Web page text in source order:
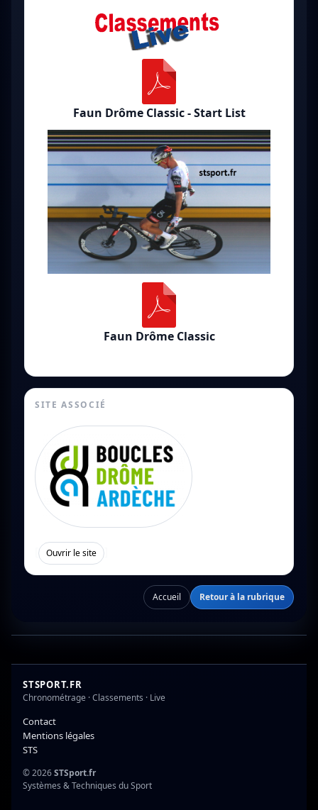
Faun Drôme Classic - Start List
Faun Drôme Classic
SITE ASSOCIÉ
Ouvrir le site
Accueil Retour à la rubrique
STSPORT.FR
Chronométrage · Classements · Live
Contact
Mentions légales
STS
© 2026STSport.fr
Systèmes & Techniques du Sport